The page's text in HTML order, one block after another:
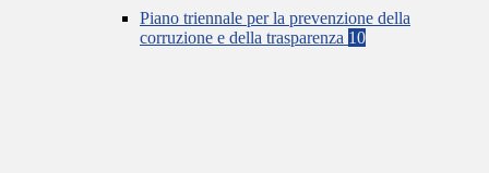
Piano triennale per la prevenzione della
corruzione e della trasparenza 10